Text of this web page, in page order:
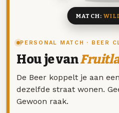
PERSONAL MATCH · BEER
Hou je van
De Beer koppelt je aan
dezelfde straat wonen.
Gewoon raak.
MATCH: